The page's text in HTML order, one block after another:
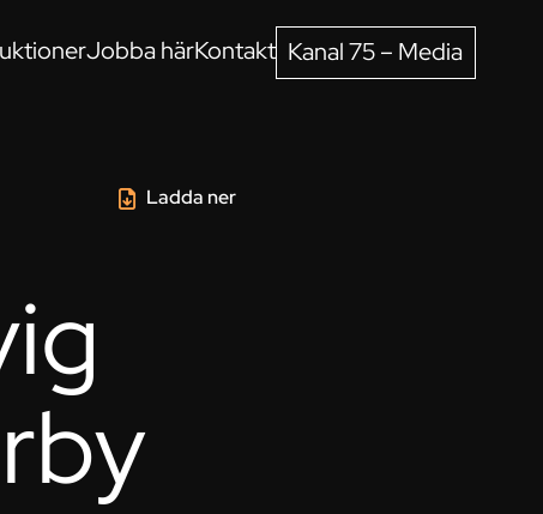
Jobba härKontakt Kanal 75 – Media
Ladda ner